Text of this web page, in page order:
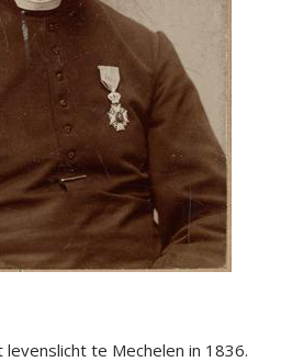
levenslicht te Mechelen in 1836.